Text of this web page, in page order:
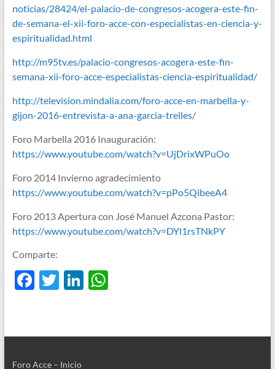
noticias/28424/el-palacio-de-congresos-acogera-este-fin-
de-semana-el-xii-foro-acce-con-especialistas-en-ciencia-y-
espiritualidad.html
http://m95tv.es/palacio-congresos-acogera-este-fin-
semana-xii-foro-acce-especialistas-ciencia-espiritualidad/
http://television.mindalia.com/foro-acce-en-marbella-y-
gijon-2016-entrevista-a-ana-garcia-trelles/
Foro Marbella 2016 Inauguración:
https://www.youtube.com/watch?v=UjDrixWPuOo
Foro 2014 Invierno agradecimiento
https://www.youtube.com/watch?v=pPo5QibeeA4
Foro 2013 Apertura con José Manuel Azcona Pastor:
https://www.youtube.com/watch?v=DYl1rsTNkPY
Comparte:
F
b
o
T
er
Li
e
W
s
Foro Acce – Inicio